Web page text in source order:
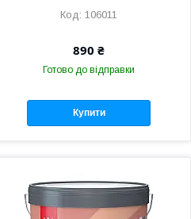
106011
890 ₴
Готово до відправки
Купити